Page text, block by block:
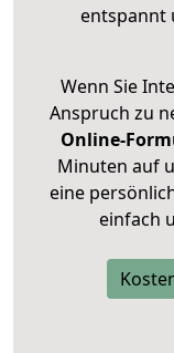
entspannt
Wenn Sie
Anspruch zu
Online-
Minuten auf
eine
einfach